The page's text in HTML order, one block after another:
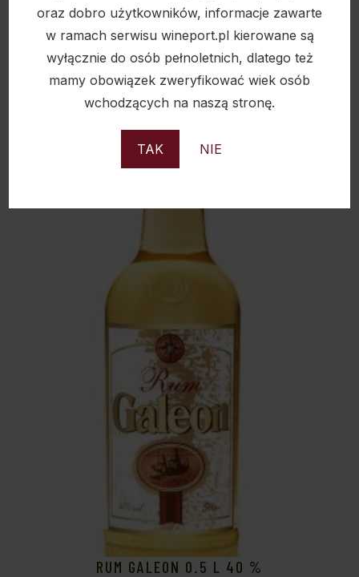
oraz dobro użytkowników, informacje zawarte
w ramach serwisu wineport.pl kierowane są
wyłącznie do osób pełnoletnich, dlatego też
mamy obowiązek zweryfikować wiek osób
wchodzących na naszą stronę.
TAK NIE
KARUKERA RHUM VIEUX RES SPECIALE 42%
0,7L
268,00zł
RUM GALEON 0.5 L 40 %